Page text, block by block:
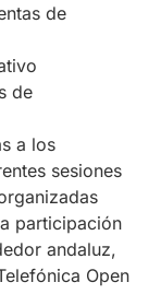
de
de
a los
sesiones
participación
andaluz,
Open